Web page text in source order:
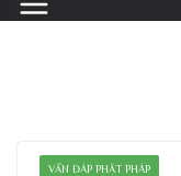
VẤN ĐÁP PHẬT PHÁP